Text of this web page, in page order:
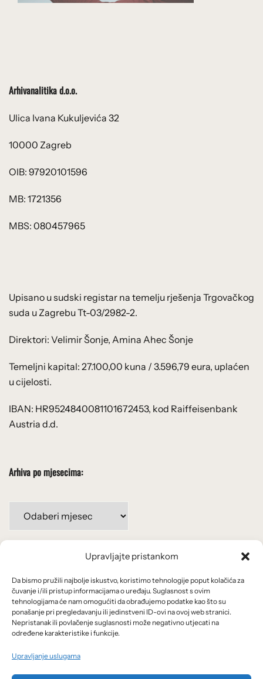
Upravljajte pristankom
Da bismo pružili najbolje iskustvo, koristimo tehnologije poput kolačića za
čuvanje i/ili pristup informacijama o uređaju. Suglasnost s ovim
tehnologijama će nam omogućiti da obrađujemo podatke kao što su
ponašanje pri pregledavanju ili jedinstveni ID-ovi na ovoj web stranici.
Nepristanak ili povlačenje suglasnosti može negativno utjecati na
određene karakteristike i funkcije.
Upravljanje uslugama
Arhivanalitika d.o.o.
Ulica Ivana Kukuljevića 32
10000 Zagreb
OIB: 97920101596
MB: 1721356
MBS: 080457965
Upisano u sudski registar na temelju rješenja Trgovačkog
suda u Zagrebu Tt-03/2982-2.
Direktori: Velimir Šonje, Amina Ahec Šonje
Temeljni kapital: 27.100,00 kuna / 3.596,79 eura, uplaćen
u cijelosti.
IBAN: HR9524840081101672453, kod Raiffeisenbank
Austria d.d.
Arhiva po mjesecima:
mjesecima:
Uvjeti korištenja
Politika privatnosti
Kolačići